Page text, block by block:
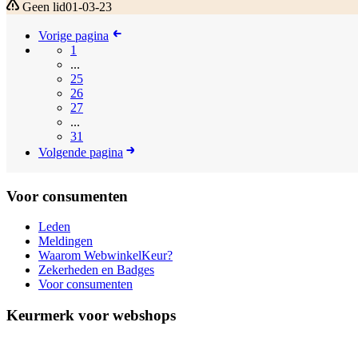
Geen lid01-03-23
Vorige pagina
1
...
25
26
27
...
31
Volgende pagina
Voor consumenten
Leden
Meldingen
Waarom WebwinkelKeur?
Zekerheden en Badges
Voor consumenten
Keurmerk voor webshops